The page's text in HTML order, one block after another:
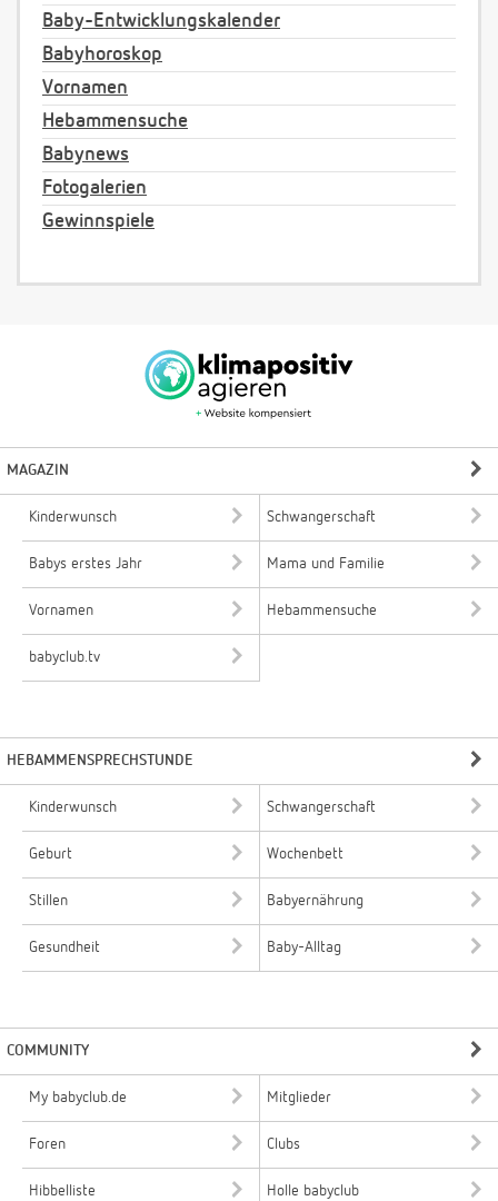
Baby-Entwicklungskalender
Babyhoroskop
Vornamen
Hebammensuche
Babynews
Fotogalerien
Gewinnspiele
MAGAZIN
Kinderwunsch Schwangerschaft
Babys erstes Jahr Mama und Familie
Vornamen Hebammensuche
babyclub.tv
HEBAMMENSPRECHSTUNDE
Kinderwunsch Schwangerschaft
Geburt Wochenbett
Stillen Babyernährung
Gesundheit Baby-Alltag
COMMUNITY
My babyclub.de Mitglieder
Foren Clubs
Hibbelliste Holle babyclub